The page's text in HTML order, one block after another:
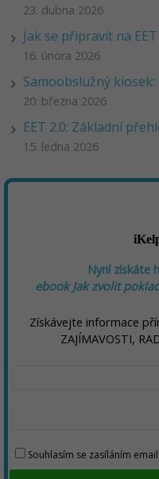
23. dubna 2026
Jak se připravit na
16. února 2026
Samoobslužný
20. března 2026
EET 2.0: Základní
15. ledna 2026
Nyní získáte
ebookJak zvolit
Získávejte informace
ZAJÍMAVOSTI,
Souhlasím se zasíláním